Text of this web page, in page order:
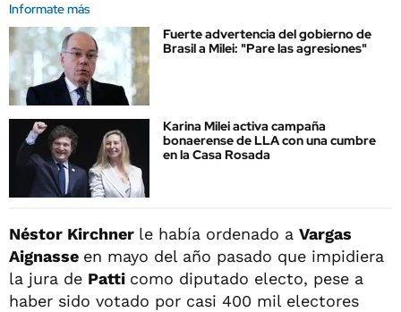
Informate más
Fuerte advertencia del gobierno de
Brasil a Milei: "Pare las agresiones"
Karina Milei activa campaña
bonaerense de LLA con una cumbre
en la Casa Rosada
Néstor Kirchner le había ordenado a Vargas
Aignasse en mayo del año pasado que impidiera
la jura de Patti como diputado electo, pese a
haber sido votado por casi 400 mil electores